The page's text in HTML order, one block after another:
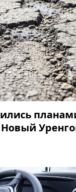
Новый